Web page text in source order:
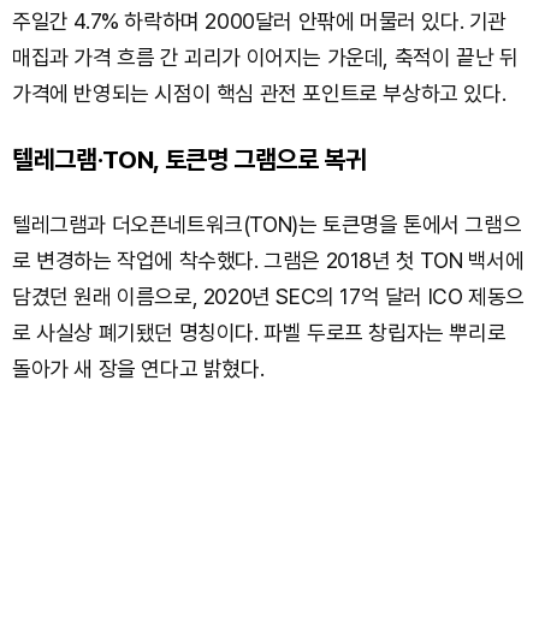
주일간 4.7% 하락하며 2000달러 안팎에 머물러 있다. 기관
매집과 가격 흐름 간 괴리가 이어지는 가운데, 축적이 끝난 뒤
가격에 반영되는 시점이 핵심 관전 포인트로 부상하고 있다.
텔레그램·TON, 토큰명 그램으로 복귀
텔레그램과 더오픈네트워크(TON)는 토큰명을 톤에서 그램으
로 변경하는 작업에 착수했다. 그램은 2018년 첫 TON 백서에
담겼던 원래 이름으로, 2020년 SEC의 17억 달러 ICO 제동으
로 사실상 폐기됐던 명칭이다. 파벨 두로프 창립자는 뿌리로
돌아가 새 장을 연다고 밝혔다.